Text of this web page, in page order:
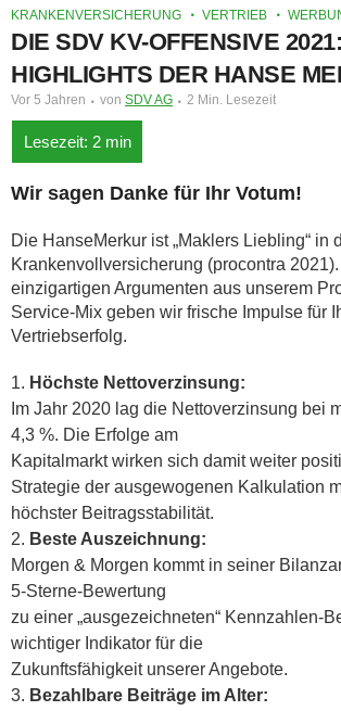
KRANKENVERSICHERUNG VERTRIEB
DIE SDV KV-OFFENSIVE 2021:
HIGHLIGHTS DER HANSE
Vor 5 Jahren von SDV AG 2 Min. Lesezeit
Wir sagen Danke für Ihr Votum!
Die HanseMerkur ist „Maklers Liebling“ in
Krankenvollversicherung (procontra 2021).
einzigartigen Argumenten aus unserem
Service-Mix geben wir frische Impulse für
Vertriebserfolg.
Höchste Nettoverzinsung:
Im Jahr 2020 lag die Nettoverzinsung bei
4,3 %. Die Erfolge am
Kapitalmarkt wirken sich damit weiter
Strategie der ausgewogenen Kalkulation
höchster Beitragsstabilität.
Beste Auszeichnung:
Morgen & Morgen kommt in seiner
5-Sterne-Bewertung
zu einer „ausgezeichneten“ Kennzahlen-
wichtiger Indikator für die
Zukunftsfähigkeit unserer Angebote.
Bezahlbare Beiträge im Alter: